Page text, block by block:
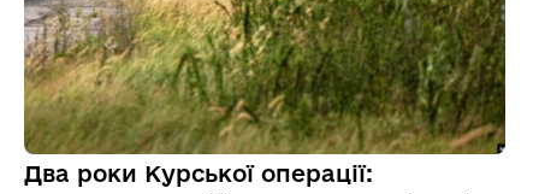
Два роки Курської операції: